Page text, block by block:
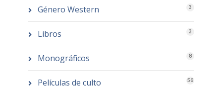
Género Western 3
Libros 3
Monográficos 8
Películas de culto 56